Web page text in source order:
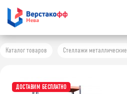
Каталог товаров Стеллажи металлические
ДОСТАВИМ БЕСПЛАТНО